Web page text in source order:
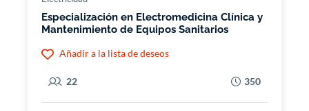
Especialización en Electromedicina Clínica y
Mantenimiento de Equipos Sanitarios
Añadir a la lista de deseos
22 350